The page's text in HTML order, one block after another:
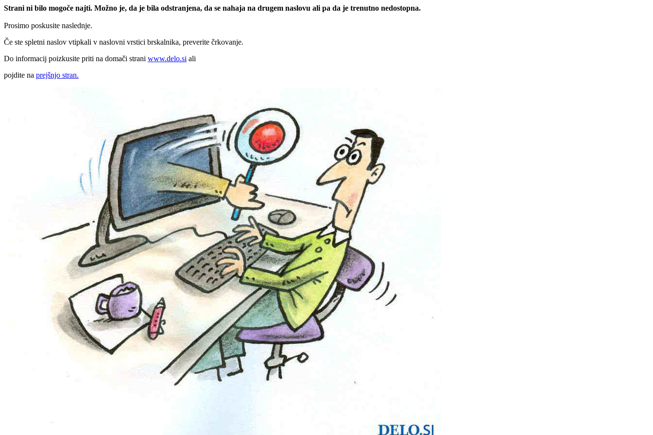
Strani ni bilo mogoče najti. Možno je, da je bila odstranjena, da se nahaja na drugem naslovu ali pa da je trenutno nedostopna.
Prosimo poskusite naslednje.
Če ste spletni naslov vtipkali v naslovni vrstici brskalnika, preverite črkovanje.
Do informacij poizkusite priti na domači strani www.delo.si ali
pojdite na prejšnjo stran.